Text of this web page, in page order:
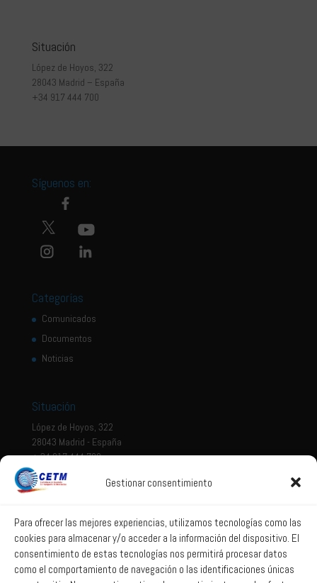
Gestionar consentimiento
Para ofrecer las mejores experiencias, utilizamos tecnologías como las
cookies para almacenar y/o acceder a la información del dispositivo. El
consentimiento de estas tecnologías nos permitirá procesar datos
como el comportamiento de navegación o las identificaciones únicas
Situación
López de Hoyos, 322
28043 Madrid – España
+34 917 444 700
Síguenos en:
Categorías
Comunicados
Documentos
Noticias
Situación
López de Hoyos, 322
28043 Madrid - España
+ 34 917 444 700
Aviso legal
Política de privacidad
Política de Sistema Interno de Información